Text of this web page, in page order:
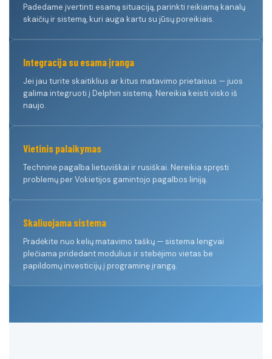
Padedame įvertinti esamą situaciją, parinkti reikiamą kanalų
skaičių ir sistemą, kuri auga kartu su jūsų poreikiais.
Integracija su esama įranga
Jei jau turite skaitiklius ar kitus matavimo prietaisus — juos
galima integruoti į Delphin sistemą. Nereikia keisti visko iš
naujo.
Vietinis palaikymas
Techninė pagalba lietuviškai ir rusiškai. Nereikia spręsti
problemų per Vokietijos gamintojo pagalbos liniją.
Skaliuojama sistema
Pradėkite nuo kelių matavimo taškų — sistema lengvai
plečiama pridedant modulius ir stebėjimo vietas be
papildomų investicijų į programinę įrangą.